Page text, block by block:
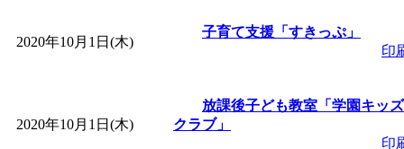
「子育て講座「ばん
2026/07/10～2026/08/
2020年10月1日(木)
子育て支援「すきっぷ」
印
2020年10月1日(木)
放課後子ども教室「学園キッズ
クラブ」
印